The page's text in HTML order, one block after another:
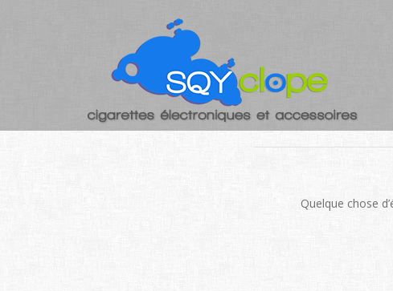
DE
Quelque chose